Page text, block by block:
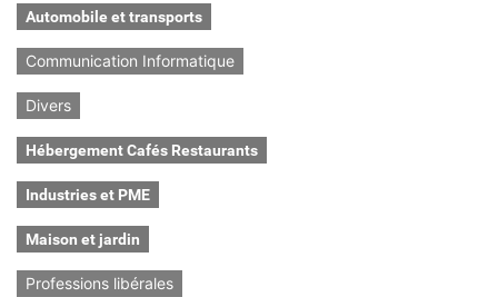
Automobile et transports
Communication Informatique
Divers
Hébergement Cafés Restaurants
Industries et PME
Maison et jardin
Professions libérales